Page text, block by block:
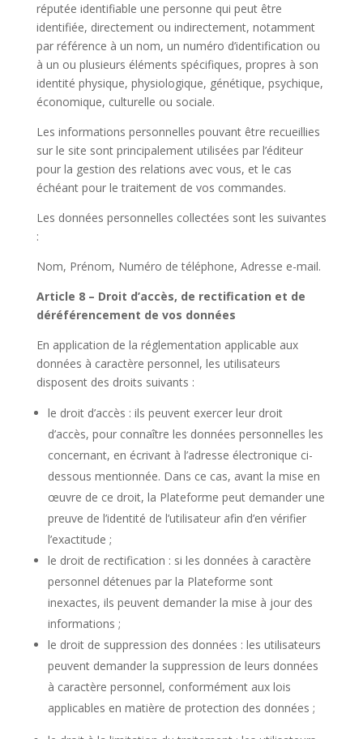
réputée identifiable une personne qui peut être
identifiée, directement ou indirectement, notamment
par référence à un nom, un numéro d’identification ou
à un ou plusieurs éléments spécifiques, propres à son
identité physique, physiologique, génétique, psychique,
économique, culturelle ou sociale.
Les informations personnelles pouvant être recueillies
sur le site sont principalement utilisées par l’éditeur
pour la gestion des relations avec vous, et le cas
échéant pour le traitement de vos commandes.
Les données personnelles collectées sont les suivantes
:
Nom, Prénom, Numéro de téléphone, Adresse e-mail.
Article 8 – Droit d’accès, de rectification et de
déréférencement de vos données
En application de la réglementation applicable aux
données à caractère personnel, les utilisateurs
disposent des droits suivants :
le droit d’accès : ils peuvent exercer leur droit
d’accès, pour connaître les données personnelles les
concernant, en écrivant à l’adresse électronique ci-
dessous mentionnée. Dans ce cas, avant la mise en
œuvre de ce droit, la Plateforme peut demander une
preuve de l’identité de l’utilisateur afin d’en vérifier
l’exactitude ;
le droit de rectification : si les données à caractère
personnel détenues par la Plateforme sont
inexactes, ils peuvent demander la mise à jour des
informations ;
le droit de suppression des données : les utilisateurs
peuvent demander la suppression de leurs données
à caractère personnel, conformément aux lois
applicables en matière de protection des données ;